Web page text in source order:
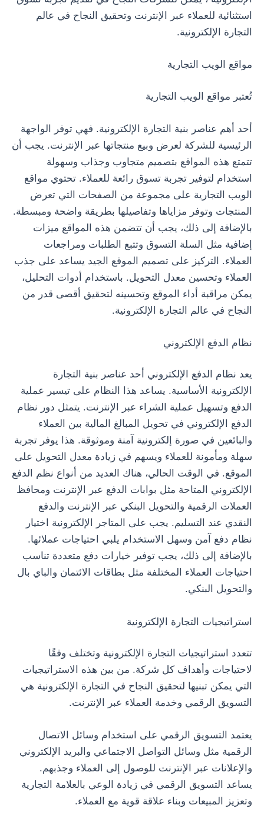
استثنائية للعملاء عبر الإنترنت وتحقيق النجاح في عالم
التجارة الإلكترونية.
مواقع الويب التجارية
تُعتبر مواقع الويب التجارية
أحد أهم عناصر بنية التجارة الإلكترونية. فهي توفر الواجهة
الرئيسية للشركة لعرض وبيع منتجاتها عبر الإنترنت. يجب أن
تتمتع هذه المواقع بتصميم متجاوب وجذاب وسهولة
استخدام لتوفير تجربة تسوق رائعة للعملاء. تحتوي مواقع
الويب التجارية على مجموعة من الصفحات التي تعرض
المنتجات وتوفر مزاياها وتفاصيلها بطريقة واضحة ومبسطة.
بالإضافة إلى ذلك، يجب أن تتضمن هذه المواقع ميزات
إضافية مثل السلة التسوق وتتبع الطلبات ومراجعات
العملاء. التركيز على تصميم الموقع الجيد يساعد على جذب
العملاء وتحسين معدل التحويل. باستخدام أدوات التحليل،
يمكن مراقبة أداء الموقع وتحسينه لتحقيق أقصى قدر من
النجاح في عالم التجارة الإلكترونية.
نظام الدفع الإلكتروني
يعد نظام الدفع الإلكتروني أحد عناصر بنية التجارة
الإلكترونية الأساسية. يساعد هذا النظام على تيسير عملية
الدفع وتسهيل عملية الشراء عبر الإنترنت. يتمثل دور نظام
الدفع الإلكتروني في تحويل المبالغ المالية بين العملاء
والبائعين في صورة إلكترونية آمنة وموثوقة. هذا يوفر تجربة
سهلة ومأمونة للعملاء ويسهم في زيادة معدل التحويل على
الموقع. في الوقت الحالي، هناك العديد من أنواع نظم الدفع
الإلكتروني المتاحة مثل بوابات الدفع عبر الإنترنت ومحافظ
العملات الرقمية والتحويل البنكي عبر الإنترنت والدفع
النقدي عند التسليم. يجب على المتاجر الإلكترونية اختيار
نظام دفع آمن وسهل الاستخدام يلبي احتياجات عملائها.
بالإضافة إلى ذلك، يجب توفير خيارات دفع متعددة تناسب
احتياجات العملاء المختلفة مثل بطاقات الائتمان والباي بال
والتحويل البنكي.
استراتيجيات التجارة الإلكترونية
تتعدد استراتيجيات التجارة الإلكترونية وتختلف وفقًا
لاحتياجات وأهداف كل شركة. من بين هذه الاستراتيجيات
التي يمكن تبنيها لتحقيق النجاح في التجارة الإلكترونية هي
التسويق الرقمي وخدمة العملاء عبر الإنترنت.
يعتمد التسويق الرقمي على استخدام وسائل الاتصال
الرقمية مثل وسائل التواصل الاجتماعي والبريد الإلكتروني
والإعلانات عبر الإنترنت للوصول إلى العملاء وجذبهم.
يساعد التسويق الرقمي في زيادة الوعي بالعلامة التجارية
وتعزيز المبيعات وبناء علاقة قوية مع العملاء.